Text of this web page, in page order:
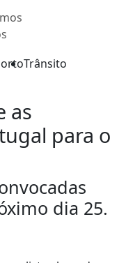
Trânsito
as
para o
dia 25.